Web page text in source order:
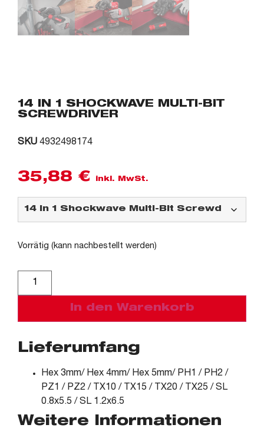
14 IN 1 SHOCKWAVE MULTI-BIT
SCREWDRIVER
SKU 4932498174
35,88 € inkl. MwSt.
Vorrätig (kann nachbestellt werden)
In den Warenkorb
Lieferumfang
Hex 3mm/ Hex 4mm/ Hex 5mm/ PH1 / PH2 /
PZ1 / PZ2 / TX10 / TX15 / TX20 / TX25 / SL
0.8x5.5 / SL 1.2x6.5
Weitere Informationen